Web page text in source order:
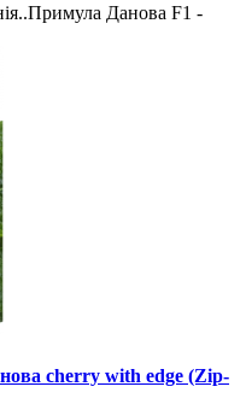
Данова F1 -
cherry with edge (Zip-